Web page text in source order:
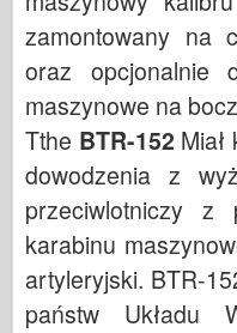
zamontowany na
oraz opcjonalnie
maszynowe na
Tthe BTR-152
dowodzenia z
przeciwlotniczy z
karabinu
artyleryjski. BTR-
państw Układu